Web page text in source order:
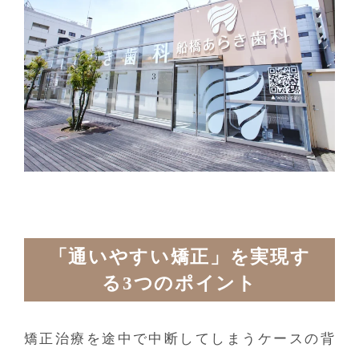
「通いやすい矯正」を実現す
る3つのポイント
矯正治療を途中で中断してしまうケースの背